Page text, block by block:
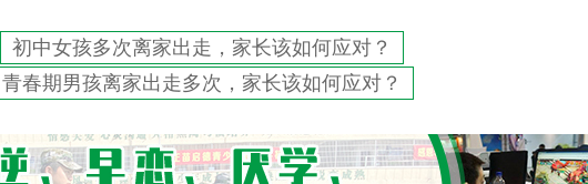
初中女孩多次离家出走，家长该如何应对？
青春期男孩离家出走多次，家长该如何应对？